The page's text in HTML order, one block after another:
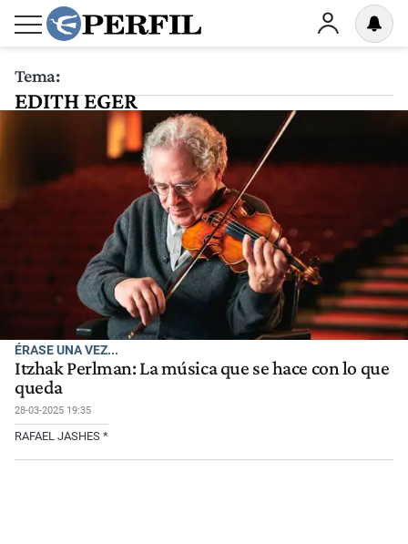
Tema:
EDITH EGER
ÉRASE UNA VEZ...
Itzhak Perlman: La música que se hace con lo que
queda
28-03-2025 19:35
RAFAEL JASHES *